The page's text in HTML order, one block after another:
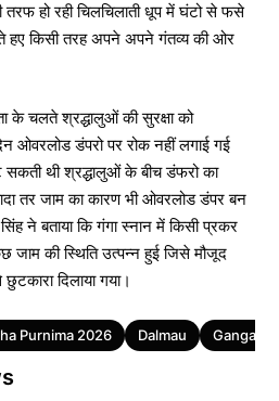
हो रही चिलचिलाती धूप में घंटो से फसे
हए किसी तरह अपने अपने गंतव्य की ओर
के चलते श्रद्धालुओं की सुरक्षा को
ओवरलोड डंपरो पर रोक नहीं लगाई गई
थी श्रद्धालुओं के बीच डंफरो का
तर जाम का कारण भी ओवरलोड डंपर बन
ने बताया कि गंगा स्नान में किसी प्रकर
जाम की स्थिति उत्पन्न हुई जिसे मौजूद
दिलाया गया।
Purnima 2026 Dalmau Ganga